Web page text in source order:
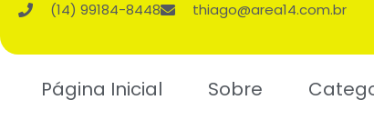
(14) 99184-8448 thiago@area14.com.br
Página Inicial Sobre